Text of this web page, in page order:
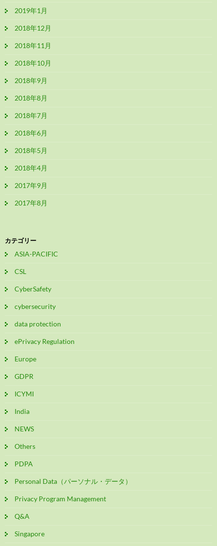
2019年1月
2018年12月
2018年11月
2018年10月
2018年9月
2018年8月
2018年7月
2018年6月
2018年5月
2018年4月
2017年9月
2017年8月
カテゴリー
ASIA-PACIFIC
CSL
CyberSafety
cybersecurity
data protection
ePrivacy Regulation
Europe
GDPR
ICYMI
India
NEWS
Others
PDPA
Personal Data（パーソナル・データ）
Privacy Program Management
Q&A
Singapore